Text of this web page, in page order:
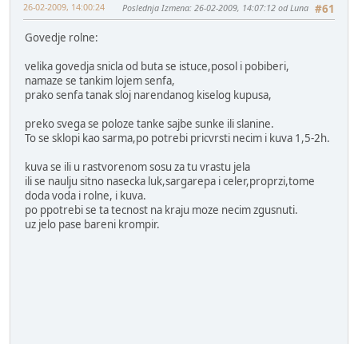
#61
26-02-2009, 14:00:24 Poslednja Izmena: 26-02-2009, 14:07:12 od Luna
Govedje rolne:
velika govedja snicla od buta se istuce,posol i pobiberi,
namaze se tankim lojem senfa,
prako senfa tanak sloj narendanog kiselog kupusa,
preko svega se poloze tanke sajbe sunke ili slanine.
To se sklopi kao sarma,po potrebi pricvrsti necim i kuva 1,5-2h.
kuva se ili u rastvorenom sosu za tu vrastu jela
ili se naulju sitno nasecka luk,sargarepa i celer,proprzi,tome
doda voda i rolne, i kuva.
po ppotrebi se ta tecnost na kraju moze necim zgusnuti.
uz jelo pase bareni krompir.